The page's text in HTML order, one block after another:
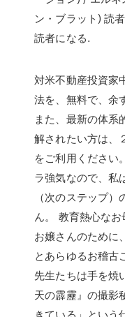
ン・ブラット) 読
読者になる.
対米不動産投資家
法を、無料で、余
また、最新の体系
解されたい方は、
をご利用ください
ラ強気なので、私
（次のステップ
ん。 教育熱心な
お嬢さんのために
とあらゆるお稽古
先生たちは手を焼
天の霹靂』の撮影
きている」という